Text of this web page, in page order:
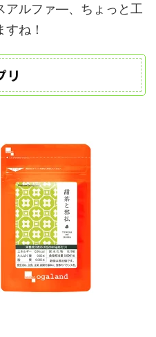
アルファ―、ちょっと工
ね！
リ